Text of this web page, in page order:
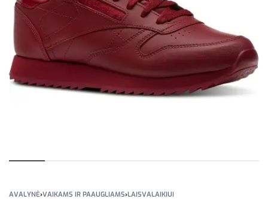
AVALYNĖ›VAIKAMS IR PAAUGLIAMS›LAISVALAIKIUI